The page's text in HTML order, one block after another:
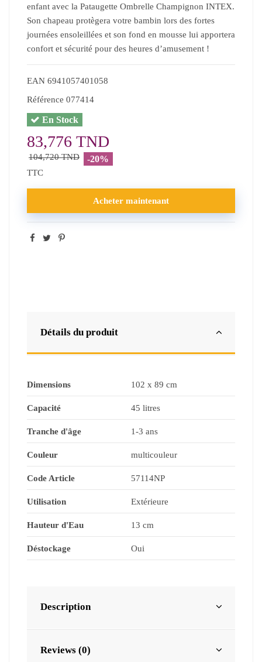
enfant avec la Pataugette Ombrelle Champignon INTEX.
Son chapeau protègera votre bambin lors des fortes
journées ensoleillées et son fond en mousse lui apportera
confort et sécurité pour des heures d’amusement !
EAN 6941057401058
Référence 077414
En Stock
83,776 TND
104,720 TND -20%
TTC
Acheter maintenant
Détails du produit
Dimensions 102 x 89 cm
Capacité 45 litres
Tranche d'âge 1-3 ans
Couleur multicouleur
Code Article 57114NP
Utilisation Extérieure
Hauteur d'Eau 13 cm
Déstockage Oui
Description
Reviews (0)